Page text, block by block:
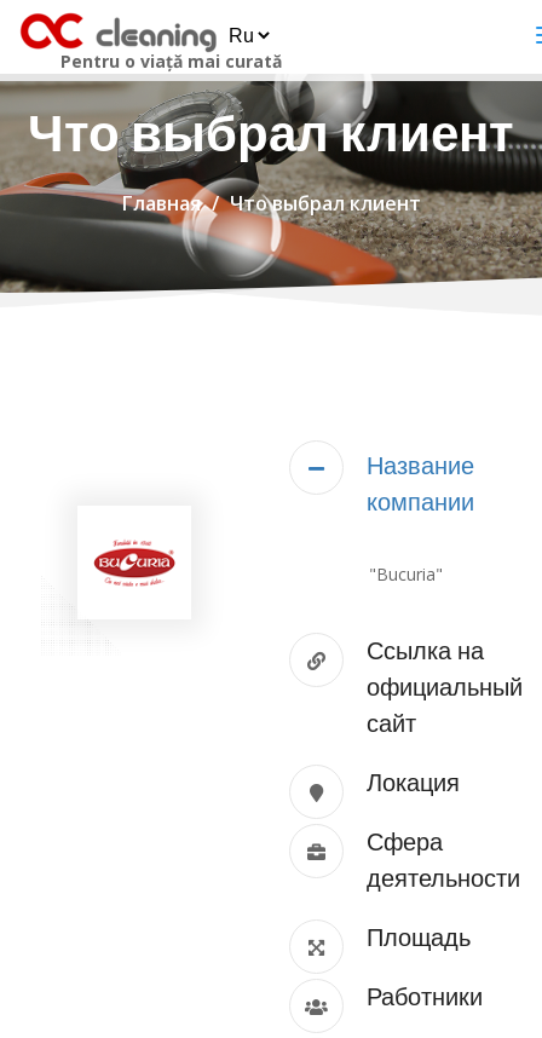
Pentru o viață mai curată
Что выбрал клиент
Главная Что выбрал клиент
Название
компании
"Bucuria"
Ссылка на
официальный
сайт
Локация
Сфера
деятельности
Площадь
Работники